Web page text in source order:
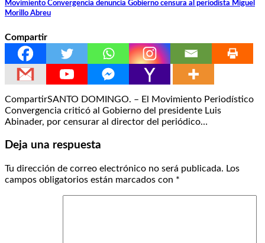
Movimiento Convergencia denuncia Gobierno censura al periodista Miguel
Morillo Abreu
Compartir
CompartirSANTO DOMINGO. – El Movimiento Periodístico
Convergencia criticó al Gobierno del presidente Luis
Abinader, por censurar al director del periódico…
Deja una respuesta
Tu dirección de correo electrónico no será publicada. Los
campos obligatorios están marcados con *